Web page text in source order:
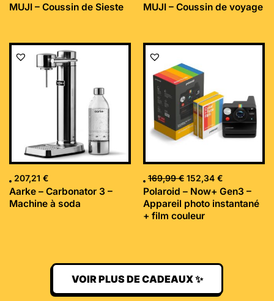
MUJI – Coussin de Sieste MUJI – Coussin de voyage
207,21 €
Aarke – Carbonator 3 –
Machine à soda
169,99€
Le
initial
était :
169,99 €.
152,34 €
Le
Polaroid – Now+ Gen3 –
Appareil photo instantané
+ film couleur
VOIR PLUS DE CADEAUX ✨